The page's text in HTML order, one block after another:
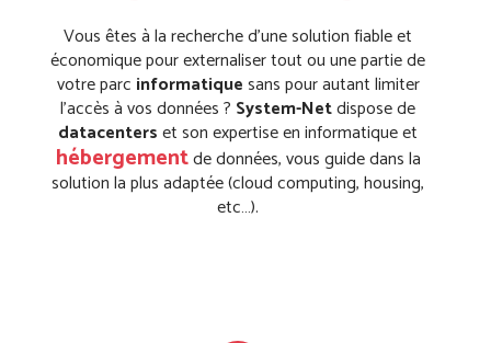
Vous êtes à la recherche d’une solution fiable et
économique pour externaliser tout ou une partie de
votre parc informatiquesans pour autant limiter
l’accès à vos données ? System-Netdispose de
datacenterset son expertise en informatique et
hébergementde données, vous guide dans la
solution la plus adaptée (cloud computing, housing,
etc…).